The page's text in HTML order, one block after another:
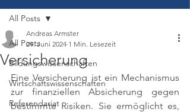
All Posts
Bildungswissenschaften
Wirtschaftswissenschaften
Referendariat
All Posts
Versicherung
Andreas Armster
29. Juni 2024 1 Min. Lesezeit
Eine Versicherung ist ein Mechanismus
zur finanziellen Absicherung gegen
bestimmte Risiken. Sie ermöglicht es,